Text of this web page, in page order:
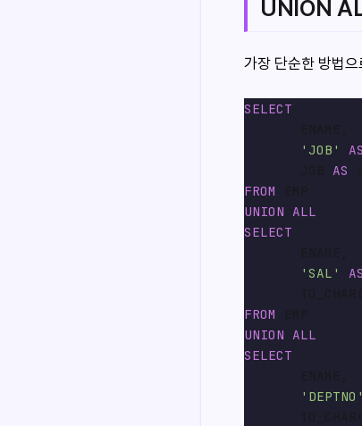
UNION
가장 단순한 방법으
SELECT
'JOB'
AS
AS
FROM
UNION ALL
SELECT
'SAL'
AS
FROM
UNION ALL
SELECT
'DEPTNO'